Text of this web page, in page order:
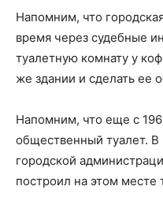
Напомним, что
время через судебные
туалетную комнату у
же здании и сделать ее
Напомним, что еще с
общественный туалет.
городской
построил на этом месте